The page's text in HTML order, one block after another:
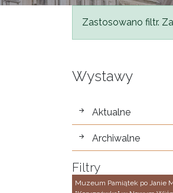
Status
Zastosowano filtr.
Wystawy
wystawy
Aktualne
Archiwalne
Filtry
Muzeum Pamiątek po Janie